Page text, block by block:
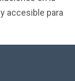
accesible para